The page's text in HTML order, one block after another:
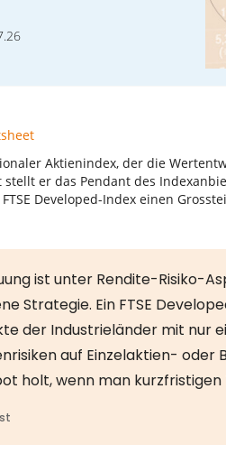
Aktienindex, der die
er das Pendant des
Developed-Index einen